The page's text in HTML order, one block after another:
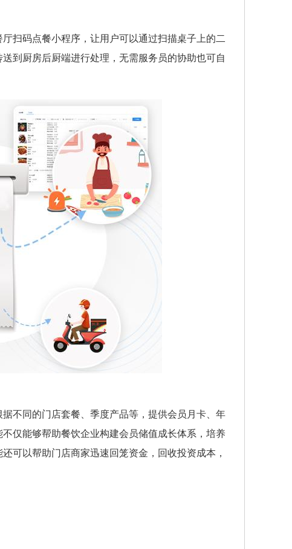
扫码点餐小程序，让用户可以通过扫描桌子上的二
到厨房后厨端进行处理，无需服务员的协助也可自
不同的门店套餐、季度产品等，提供会员月卡、年
仅能够帮助餐饮企业构建会员储值成长体系，培养
可以帮助门店商家迅速回笼资金，回收投资成本，